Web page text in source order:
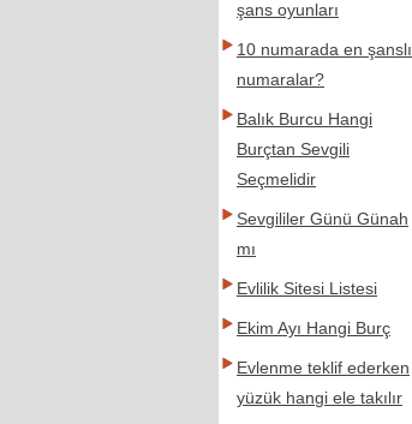
şans oyunları
10 numarada en şanslı
numaralar?
Balık Burcu Hangi
Burçtan Sevgili
Seçmelidir
Sevgililer Günü Günah
mı
Evlilik Sitesi Listesi
Ekim Ayı Hangi Burç
Evlenme teklif ederken
yüzük hangi ele takılır